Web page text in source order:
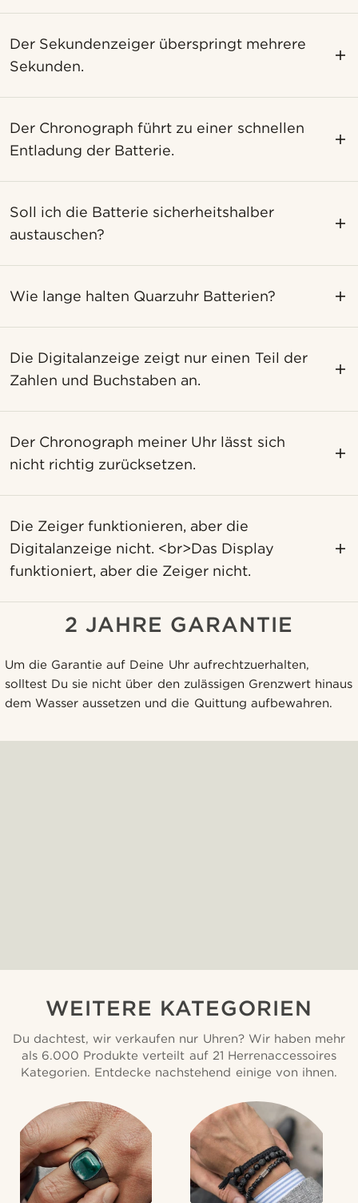
Der Sekundenzeiger überspringt mehrere
Sekunden.
Der Chronograph führt zu einer schnellen
Entladung der Batterie.
Soll ich die Batterie sicherheitshalber
austauschen?
Wie lange halten Quarzuhr Batterien?
Die Digitalanzeige zeigt nur einen Teil der
Zahlen und Buchstaben an.
Der Chronograph meiner Uhr lässt sich
nicht richtig zurücksetzen.
Die Zeiger funktionieren, aber die
Digitalanzeige nicht. <br>Das Display
funktioniert, aber die Zeiger nicht.
2 JAHRE GARANTIE
Um die Garantie auf Deine Uhr aufrechtzuerhalten,
solltest Du sie nicht über den zulässigen Grenzwert hinaus
dem Wasser aussetzen und die Quittung aufbewahren.
WEITERE KATEGORIEN
Du dachtest, wir verkaufen nur Uhren? Wir haben mehr
als 6.000 Produkte verteilt auf 21 Herrenaccessoires
Kategorien. Entdecke nachstehend einige von ihnen.